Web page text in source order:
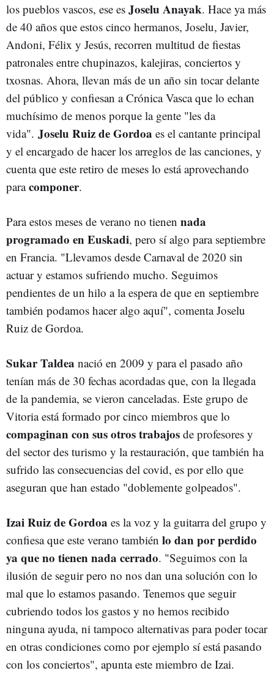
los pueblos vascos, ese es Joselu Anayak. Hace ya más
de 40 años que estos cinco hermanos, Joselu, Javier,
Andoni, Félix y Jesús, recorren multitud de fiestas
patronales entre chupinazos, kalejiras, conciertos y
txosnas. Ahora, llevan más de un año sin tocar delante
del público y confiesan a Crónica Vasca que lo echan
muchísimo de menos porque la gente "les da
vida". Joselu Ruiz de Gordoa es el cantante principal
y el encargado de hacer los arreglos de las canciones, y
cuenta que este retiro de meses lo está aprovechando
paracomponer.
Para estos meses de verano no tienen nada
programado en Euskadi, pero sí algo para septiembre
en Francia. "Llevamos desde Carnaval de 2020 sin
actuar y estamos sufriendo mucho. Seguimos
pendientes de un hilo a la espera de que en septiembre
también podamos hacer algo aquí", comenta Joselu
Ruiz de Gordoa.
Sukar Taldea nació en 2009 y para el pasado año
tenían más de 30 fechas acordadas que, con la llegada
de la pandemia, se vieron canceladas. Este grupo de
Vitoria está formado por cinco miembros que lo
compaginan con sus otros trabajos de profesores y
del sector des turismo y la restauración, que también ha
sufrido las consecuencias del covid, es por ello que
aseguran que han estado "doblemente golpeados".
Izai Ruiz de Gordoa es la voz y la guitarra del grupo y
confiesa que este verano también lo dan por perdido
ya que no tienen nada cerrado. "Seguimos con la
ilusión de seguir pero no nos dan una solución con lo
mal que lo estamos pasando. Tenemos que seguir
cubriendo todos los gastos y no hemos recibido
ninguna ayuda, ni tampoco alternativas para poder tocar
en otras condiciones como por ejemplo sí está pasando
con los conciertos", apunta este miembro de Izai.